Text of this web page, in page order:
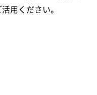
用ください。